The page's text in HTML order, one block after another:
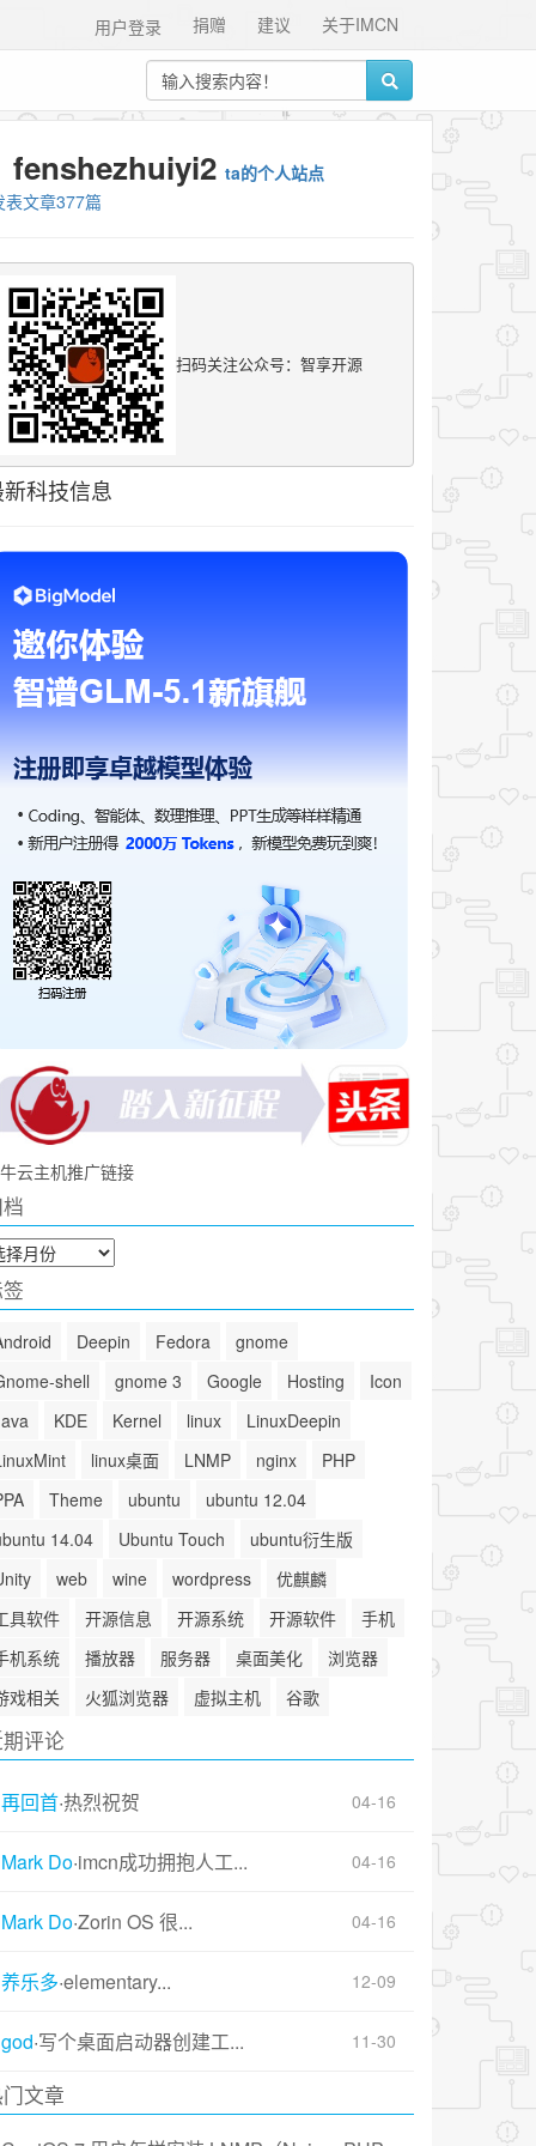
关于IMCN
建议
捐赠
用户登录
fenshezhuiyi2 ta的个人站点
表文章377篇
扫码关注公众号：智享开源
科技信息
云主机推广链接
Deepin Fedora
gnome
shell
gnome 3 Google Hosting
Icon
KDE Kernel linux
LinuxDeepin
linux桌面 LNMP nginx
PHP
Theme ubuntu
ubuntu 12.04
14.04
Ubuntu Touch
ubuntu衍生版
web wine wordpress
优麒麟
具软件
开源信息 开源系统 开源软件
手机
机系统
播放器 服务器 桌面美化
浏览器
戏相关
火狐浏览器 虚拟主机 谷歌
评论
再回首·热烈祝贺 04-16
Mark Do·imcn成功拥抱人工... 04-16
Mark Do·Zorin OS 很... 04-16
养乐多·elementary... 12-09
god·写个桌面启动器创建工... 11-30
文章